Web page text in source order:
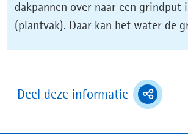
06.png)
dakpannen over naar een grindput
(plantvak). Daar kan het water de
Deel deze informatie (toont
deel